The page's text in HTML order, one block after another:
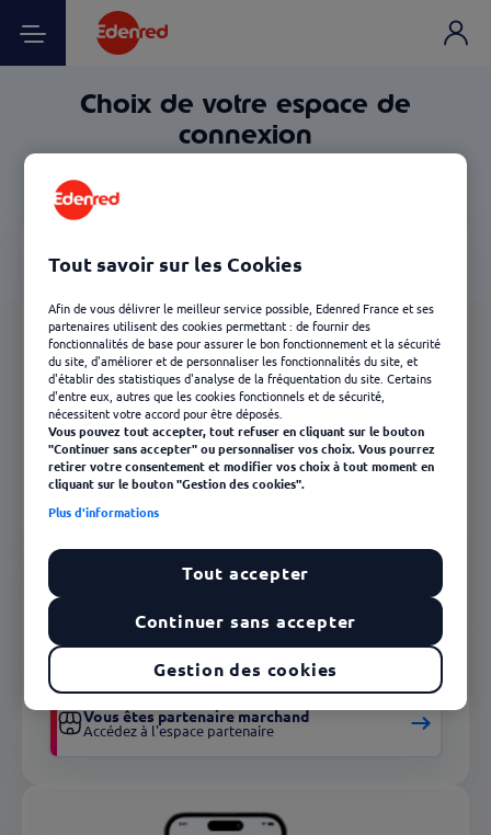
Choix de votre espace de
connexion
Edenred Ticket Restaurant®
Vous êtes utilisateur
Vous êtes client
Accédez à l'espace client
Vous êtes partenaire marchand
Accédez à l'espace partenaire
Tout savoir sur les Cookies
Afin de vous délivrer le meilleur service possible, Edenred France et ses
partenaires utilisent des cookies permettant : de fournir des
fonctionnalités de base pour assurer le bon fonctionnement et la sécurité
du site, d'améliorer et de personnaliser les fonctionnalités du site, et
d'établir des statistiques d'analyse de la fréquentation du site. Certains
d'entre eux, autres que les cookies fonctionnels et de sécurité,
nécessitent votre accord pour être déposés.
Vous pouvez tout accepter, tout refuser en cliquant sur le bouton
"Continuer sans accepter" ou personnaliser vos choix. Vous pourrez
retirer votre consentement et modifier vos choix à tout moment en
cliquant sur le bouton "Gestion des cookies".
Plus d'informations
Gestion des cookies
Continuer sans accepter
Tout accepter